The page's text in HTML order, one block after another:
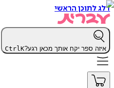
דלג לתוכן הראשי
איזה ספר יקח אותך מכאן רגע? CtrlK